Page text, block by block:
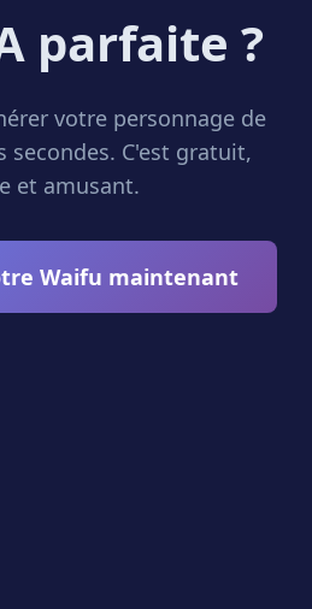
parfaite ?
votre personnage de
secondes. C'est gratuit,
et amusant.
Waifu maintenant